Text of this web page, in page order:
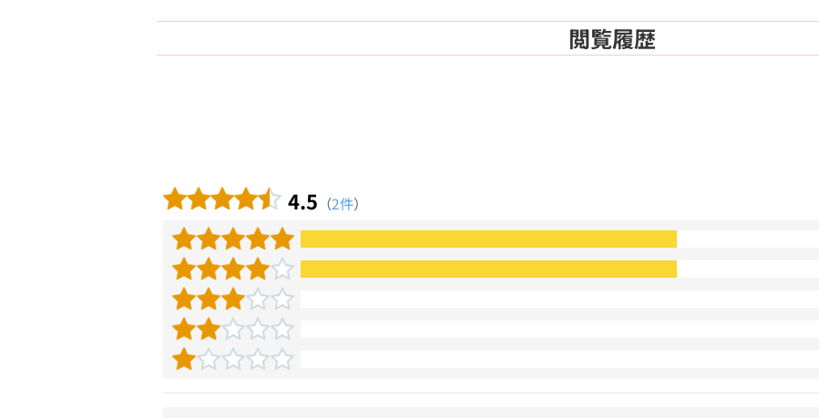
閲覧履歴
4.5 （2件）